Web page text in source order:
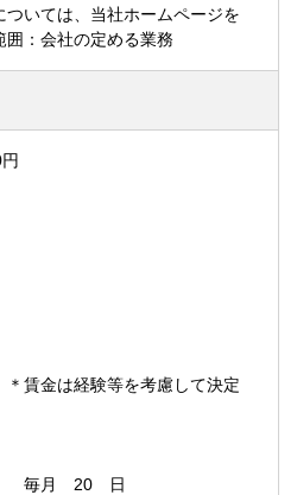
いては、当社ホームページを
：会社の定める業務
賃金は経験等を考慮して決定
） 毎月 20 日